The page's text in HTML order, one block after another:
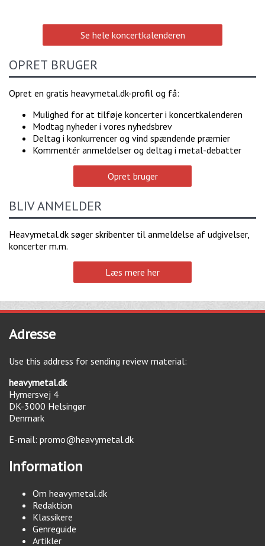
Se hele koncertkalenderen
OPRET BRUGER
Opret en gratis heavymetal.dk-profil og få:
Mulighed for at tilføje koncerter i koncertkalenderen
Modtag nyheder i vores nyhedsbrev
Deltag i konkurrencer og vind spændende præmier
Kommentér anmeldelser og deltag i metal-debatter
Opret bruger
BLIV ANMELDER
Heavymetal.dk søger skribenter til anmeldelse af udgivelser,
koncerter m.m.
Læs mere her
Adresse
Use this address for sending review material:
heavymetal.dk
Hymersvej 4
DK-3000 Helsingør
Denmark
E-mail: promo@heavymetal.dk
Information
Om heavymetal.dk
Redaktion
Klassikere
Genreguide
Artikler